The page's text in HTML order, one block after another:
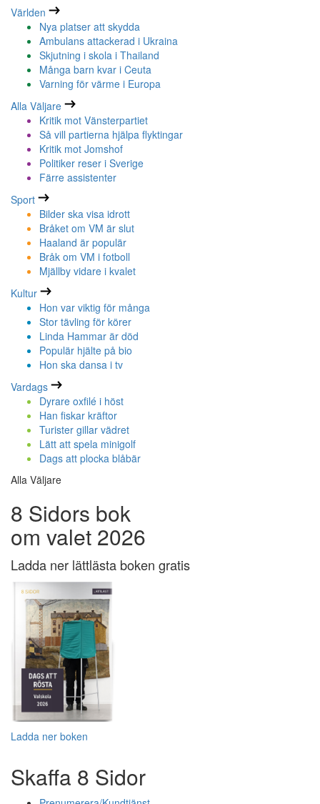
Världen
Nya platser att skydda
Ambulans attackerad i Ukraina
Skjutning i skola i Thailand
Många barn kvar i Ceuta
Varning för värme i Europa
Alla Väljare
Kritik mot Vänsterpartiet
Så vill partierna hjälpa flyktingar
Kritik mot Jomshof
Politiker reser i Sverige
Färre assistenter
Sport
Bilder ska visa idrott
Bråket om VM är slut
Haaland är populär
Bråk om VM i fotboll
Mjällby vidare i kvalet
Kultur
Hon var viktig för många
Stor tävling för körer
Linda Hammar är död
Populär hjälte på bio
Hon ska dansa i tv
Vardags
Dyrare oxfilé i höst
Han fiskar kräftor
Turister gillar vädret
Lätt att spela minigolf
Dags att plocka blåbär
Alla Väljare
8 Sidors bok
om valet 2026
Ladda ner lättlästa boken gratis
Ladda ner boken
Skaffa 8 Sidor